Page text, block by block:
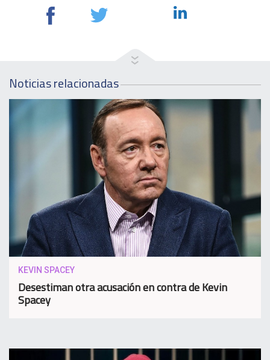
Noticias relacionadas
KEVIN SPACEY
Desestiman otra acusación en contra de Kevin
Spacey